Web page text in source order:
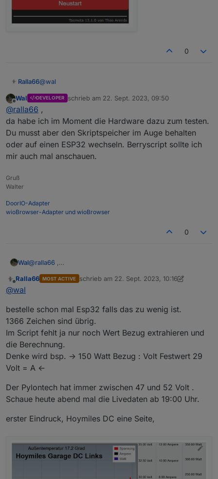
0
Ralla66@wal
Morgen, läuft nun, wir sollen mal eine Versionnummer
Jetzt die Verkasperung, wenn Bezug Watt ist x steuere
V und A mit :-)
Natürlich gepart mit Triggerudatezeit.
Schöner Wohnen machen wir am Scluss, sollte erst
laufen.
Nachtrag
für eine Nachteinspeisung sollten wir einen Button
und ob das Script läuft.
DC Ausgang und Temp sind ja eher Schöner Wohnen.
Für die Berechnung Bezug -> Ausgang könnte man
unter 50 Watt ist eher Sinn befreit.
Die Daten V und A eines HM könnte ich Live mitloggen
Offline
Wal DEVELOPER schrieb am 22. Sept. 2023, 09:50
zuletzt editiert von
@ralla66 ,
da habe ich im Moment die Hardware dazu zum testen.
Du musst aber den Skriptspeicher im Auge behalten
oder auf einen ESP32 wechseln. Berryscript sollte ich
mir auch mal anschauen.
Gruß
Walter
DoorIO-Adapter
wioBrowser-Adapter und wioBrowser
0
Wal@ralla66
musst aber den Skriptspeicher im Auge behalten oder auf
Offline
Ralla66 MOST ACTIVE schrieb am 22. Sept. 2023, 10:16
zuletzt editiert von Ralla66
@wal
bestelle schon mal Esp32 falls das zu wenig ist.
1366 Zeichen sind übrig.
Im Script fehlt ja nur noch Wert Bezug extrahieren und
die Berechnung.
Denke wird bsp. -> 150 Watt Bezug : Volt Festwert 29
Volt = A <-
Der Pylontech hat immer zwischen 47 und 52 Volt .
Schaue heute abend mal die Livedaten ab 19:00 Uhr.
erster Eindruck, Hoymiles DC eine Seite,